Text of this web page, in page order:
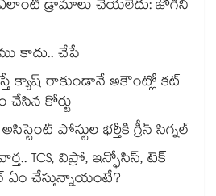
డ్రామాలు చేయలేదు: జోగిని
కాదు.. చేపే
క్యాష్ రాకుండానే అకౌంట్లో కట్
కోర్టు
పోస్టుల భర్తీకి గ్రీన్‌‌ సిగ్నల్
TCS, విప్రో, ఇన్ఫోసిస్, టెక్
చేస్తున్నాయంటే?